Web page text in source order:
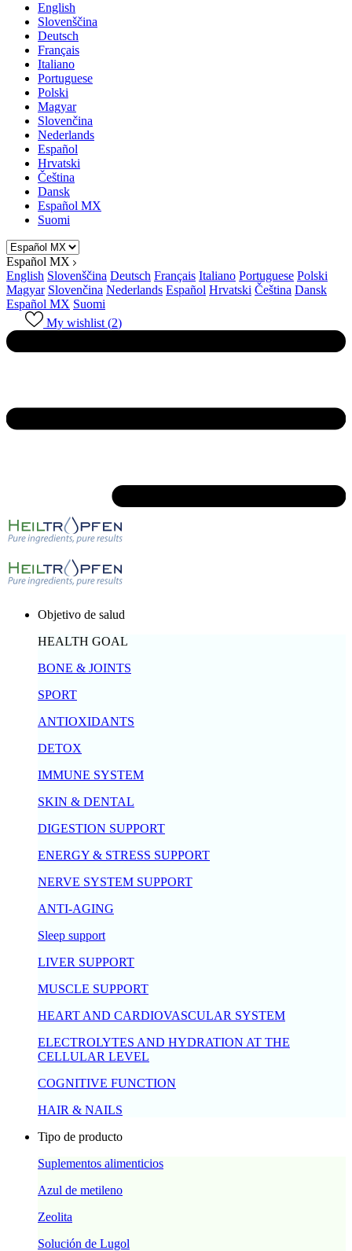
English
Slovenščina
Deutsch
Français
Italiano
Portuguese
Polski
Magyar
Slovenčina
Nederlands
Español
Hrvatski
Čeština
Dansk
Español MX
Suomi
Español MX
English Slovenščina Deutsch Français Italiano Portuguese Polski
Magyar Slovenčina Nederlands Español Hrvatski Čeština Dansk
Español MX Suomi
My wishlist (2)
Objetivo de salud
HEALTH GOAL
BONE & JOINTS
SPORT
ANTIOXIDANTS
DETOX
IMMUNE SYSTEM
SKIN & DENTAL
DIGESTION SUPPORT
ENERGY & STRESS SUPPORT
NERVE SYSTEM SUPPORT
ANTI-AGING
Sleep support
LIVER SUPPORT
MUSCLE SUPPORT
HEART AND CARDIOVASCULAR SYSTEM
ELECTROLYTES AND HYDRATION AT THE
CELLULAR LEVEL
COGNITIVE FUNCTION
HAIR & NAILS
Tipo de producto
Suplementos alimenticios
Azul de metileno
Zeolita
Solución de Lugol